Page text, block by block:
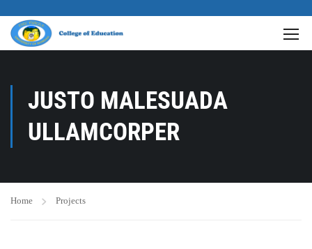
JUSTO MALESUADA
ULLAMCORPER
Home Projects